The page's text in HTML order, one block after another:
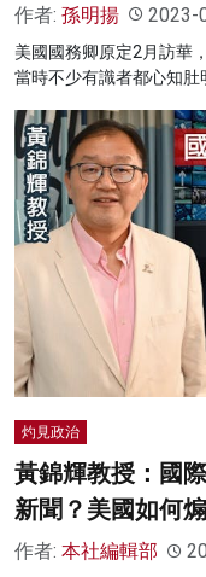
作者: 孫明揚 2023-
美國國務卿原定2月訪華
當時不少有識者都心知肚
灼見政治
黃錦輝教授：國
新聞？美國如何
作者: 本社編輯部